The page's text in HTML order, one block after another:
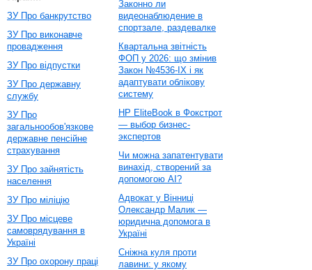
ЗУ Про банкрутство
ЗУ Про виконавче
провадження
ЗУ Про відпустки
ЗУ Про державну
службу
ЗУ Про
загальнообов'язкове
державне пенсійне
страхування
ЗУ Про зайнятість
населення
ЗУ Про міліцію
ЗУ Про місцеве
самоврядування в
Україні
ЗУ Про охорону праці
Законно ли
видеонаблюдение в
спортзале, раздевалке
Квартальна звітність
ФОП у 2026: що змінив
Закон №4536-IX і як
адаптувати облікову
систему
HP EliteBook в Фокстрот
— выбор бизнес-
экспертов
Чи можна запатентувати
винахід, створений за
допомогою AI?
Адвокат у Вінниці
Олександр Малик —
юридична допомога в
Україні
Сніжна куля проти
лавини: у якому